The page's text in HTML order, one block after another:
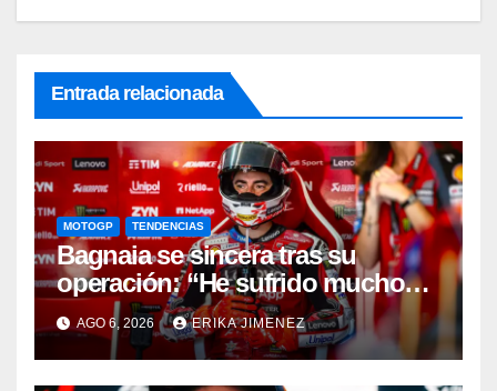
Entrada relacionada
MOTOGP TENDENCIAS
Bagnaia se sincera tras su
operación: “He sufrido mucho
durante el último año y medio”
AGO 6, 2026 ERIKA JIMENEZ